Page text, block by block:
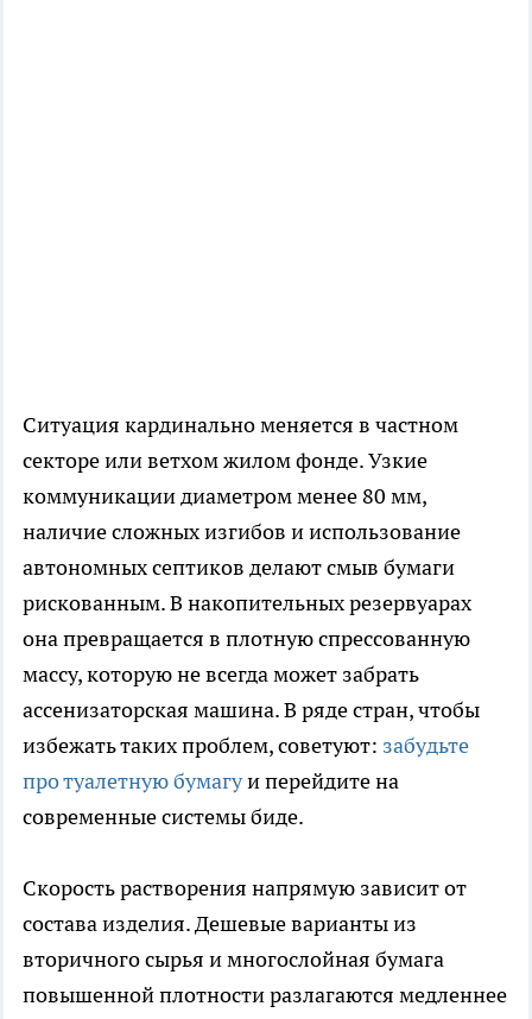
Ситуация кардинально меняется в частном
секторе или ветхом жилом фонде. Узкие
коммуникации диаметром менее 80 мм,
наличие сложных изгибов и использование
автономных септиков делают смыв бумаги
рискованным. В накопительных резервуарах
она превращается в плотную спрессованную
массу, которую не всегда может забрать
ассенизаторская машина. В ряде стран, чтобы
избежать таких проблем, советуют: забудьте
про туалетную бумагуи перейдите на
современные системы биде.
Скорость растворения напрямую зависит от
состава изделия. Дешевые варианты из
вторичного сырья и многослойная бумага
повышенной плотности разлагаются медленнее